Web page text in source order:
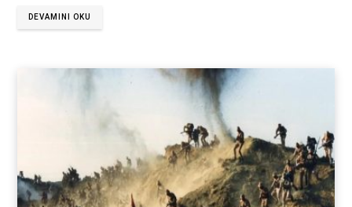
DEVAMINI OKU